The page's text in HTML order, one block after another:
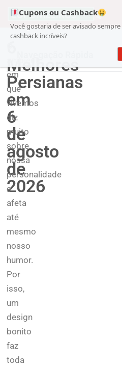
Cupons ou Cashback
Você gostaria de ser avisado
cashback incríveis?
Melhores
Persianas
em
6
de
agosto
de
2026
em
que
vivemos
diz
muito
sobre
nossa
personalidade
e
afeta
até
mesmo
nosso
humor.
Por
isso,
um
design
bonito
faz
toda